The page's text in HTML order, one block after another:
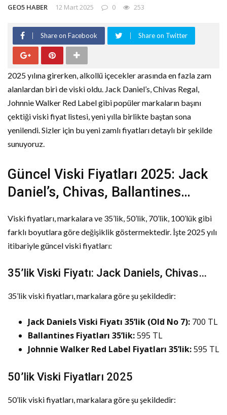
GEO5 HABER 12 Mart 2025 0 253
Share on Facebook Share on Twitter
2025 yılına girerken, alkollü içecekler arasında en fazla zam
alanlardan biri de viski oldu. Jack Daniel’s, Chivas Regal,
Johnnie Walker Red Label gibi popüler markaların başını
çektiği viski fiyat listesi, yeni yılla birlikte baştan sona
yenilendi. Sizler için bu yeni zamlı fiyatları detaylı bir şekilde
sunuyoruz.
Güncel Viski Fiyatları 2025: Jack
Daniel’s, Chivas, Ballantines…
Viski fiyatları, markalara ve 35’lik, 50’lik, 70’lik, 100’lük gibi
farklı boyutlara göre değişiklik göstermektedir. İşte 2025 yılı
itibariyle güncel viski fiyatları:
35’lik Viski Fiyatı: Jack Daniels, Chivas…
35’lik viski fiyatları, markalara göre şu şekildedir:
Jack Daniels Viski Fiyatı 35’lik (Old No 7): 700 TL
Ballantines Fiyatları 35’lik:595 TL
Johnnie Walker Red Label Fiyatları 35’lik:595 TL
50’lik Viski Fiyatları 2025
50’lik viski fiyatları, markalara göre şu şekildedir: